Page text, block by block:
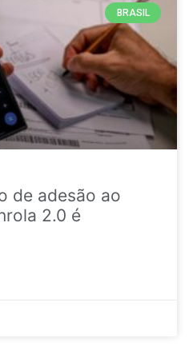
BRASIL
de adesão ao
2.0 é